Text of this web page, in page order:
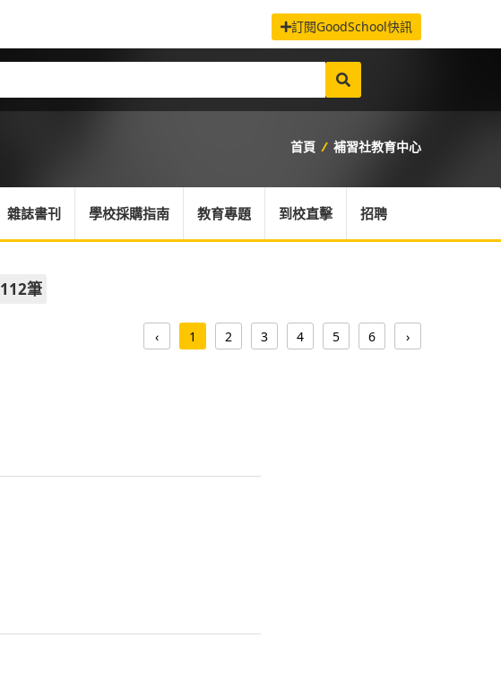
訂閱GoodSchool快訊
首頁 / 補習社教育中心
雜誌書刊 學校採購指南 教育專題 到校直擊 招聘
112筆
‹ 1 2 3 4 5 6 ›